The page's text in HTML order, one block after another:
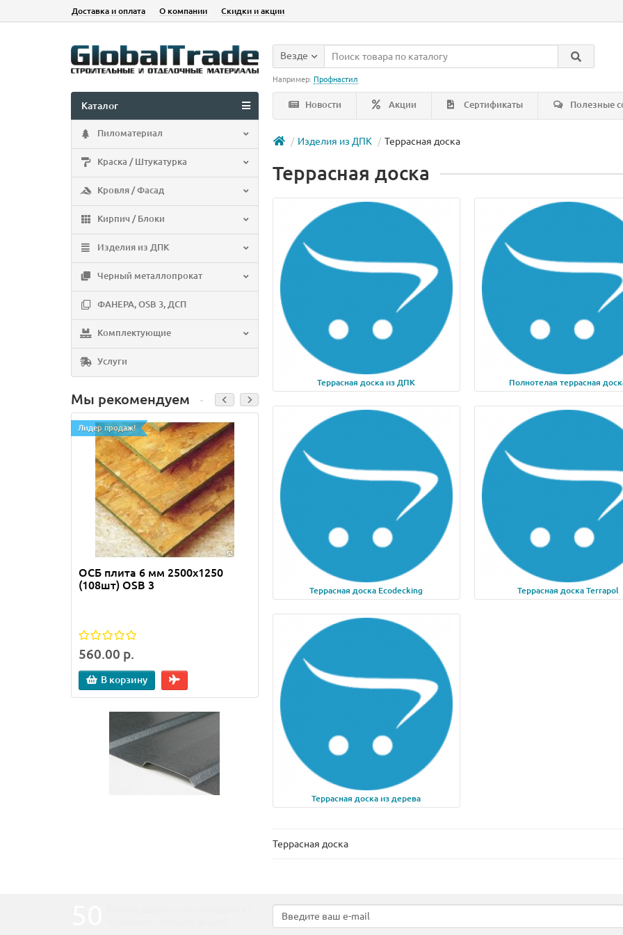
Доставка и оплата О компании Скидки и акции
Везде
Например: Профнастил
Новости Акции Сертификаты Полезные
Каталог
Пиломатериал
Краска / Штукатурка
Кровля / Фасад
Кирпич / Блоки
Изделия из ДПК
Черный металлопрокат
ФАНЕРА, OSB 3, ДСП
Комплектующие
Услуги
Изделия из ДПК Террасная доска
Мы рекомендуем
Лидер продаж!
ОСБ плита 6 мм 2500х1250
(108шт) OSB 3
560.00 р.
В корзину
Лидер продаж!
Шпилька специальная с гайкой
Вес коробки (брутто):5 кг
Количество в коробке, шт:100 шт.
140.00 р.
В корзину
Cтеновые сендвич панели
Центр-100+30 или 150+30
Террасная доска
Террасная доска из ДПК Полнотелая террасная
Террасная доска Ecodecking Террасная доска Terrapol
Террасная доска из дерева
Террасная доска